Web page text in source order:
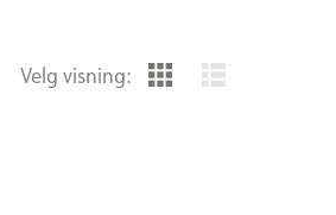
Velg visning: